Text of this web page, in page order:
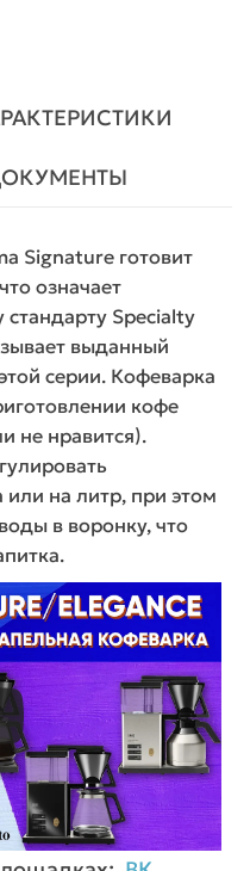
Signature готовит
означает
стандарту Specialty
выданный
серии. Кофеварка
кофе
не нравится).
или на литр, при этом
в воронку, что